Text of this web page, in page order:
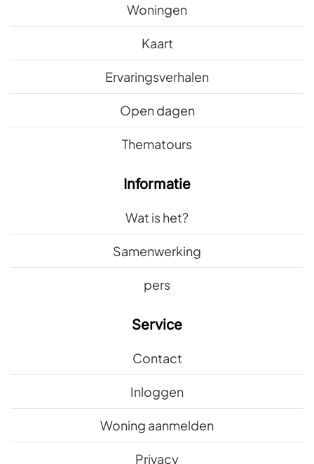
Woningen
Kaart
Ervaringsverhalen
Open dagen
Thematours
Informatie
Wat is het?
Samenwerking
pers
Service
Contact
Inloggen
Woning aanmelden
Privacy